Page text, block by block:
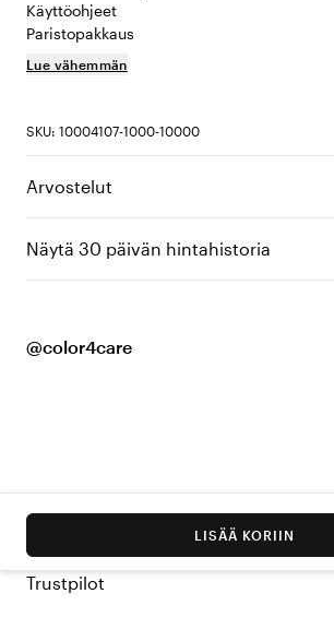
Käyttöohjeet
Paristopakkaus
Lue vähemmän
SKU: 10004107-1000-10000
Arvostelut
Näytä 30 päivän hintahistoria
@color4care
LISÄÄ KORIIN
Trustpilot